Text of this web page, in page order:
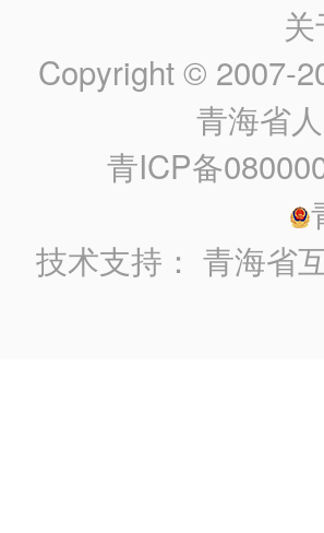
Copyright © 2007-
青海省
青ICP备
技术支持：青海省